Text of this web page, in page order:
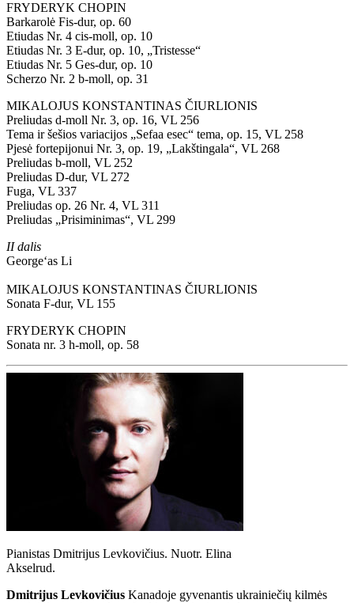
FRYDERYK CHOPIN
Barkarolė Fis-dur, op. 60
Etiudas Nr. 4 cis-moll, op. 10
Etiudas Nr. 3 E-dur, op. 10, „Tristesse“
Etiudas Nr. 5 Ges-dur, op. 10
Scherzo Nr. 2 b-moll, op. 31
MIKALOJUS KONSTANTINAS ČIURLIONIS
Preliudas d-moll Nr. 3, op. 16, VL 256
Tema ir šešios variacijos „Sefaa esec“ tema, op. 15, VL 258
Pjesė fortepijonui Nr. 3, op. 19, „Lakštingala“, VL 268
Preliudas b-moll, VL 252
Preliudas D-dur, VL 272
Fuga, VL 337
Preliudas op. 26 Nr. 4, VL 311
Preliudas „Prisiminimas“, VL 299
II dalis
George‘as Li
MIKALOJUS KONSTANTINAS ČIURLIONIS
Sonata F-dur, VL 155
FRYDERYK CHOPIN
Sonata nr. 3 h-moll, op. 58
Pianistas Dmitrijus Levkovičius. Nuotr. Elina
Akselrud.
Dmitrijus Levkovičius Kanadoje gyvenantis ukrainiečių kilmės